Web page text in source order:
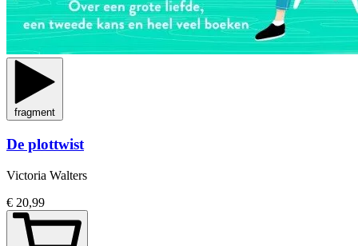
fragment
De plottwist
Victoria Walters
€ 20,99